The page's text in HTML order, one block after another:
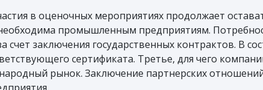
в оценочных мероприятиях продолжает
промышленным предприятиям.
счет заключения государственных контрактов. В
сертификата. Третье, для чего
рынок. Заключение партнерских